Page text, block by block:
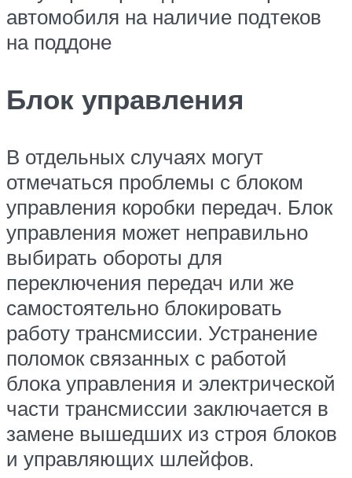
автомобиля на наличие подтеков
на поддоне
Блок управления
В отдельных случаях могут
отмечаться проблемы с блоком
управления коробки передач. Блок
управления может неправильно
выбирать обороты для
переключения передач или же
самостоятельно блокировать
работу трансмиссии. Устранение
поломок связанных с работой
блока управления и электрической
части трансмиссии заключается в
замене вышедших из строя блоков
и управляющих шлейфов.